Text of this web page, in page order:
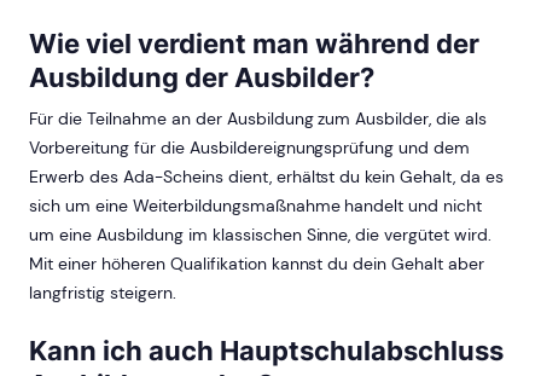
Wie viel verdient man während der
Ausbildung der Ausbilder?
Für die Teilnahme an der Ausbildung zum Ausbilder, die als
Vorbereitung für die Ausbildereignungsprüfung und dem
Erwerb des Ada-Scheins dient, erhältst du kein Gehalt, da es
sich um eine Weiterbildungsmaßnahme handelt und nicht
um eine Ausbildung im klassischen Sinne, die vergütet wird.
Mit einer höheren Qualifikation kannst du dein Gehalt aber
langfristig steigern.
Kann ich auch Hauptschulabschluss